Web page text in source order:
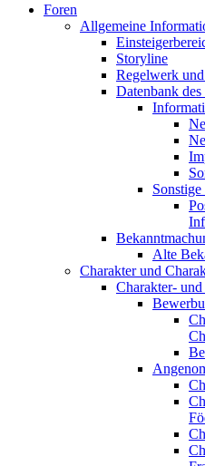
Foren
Allgemeine
Storyline
Regelwerk
Datenbank
Alte
Charakter und
Charakter-